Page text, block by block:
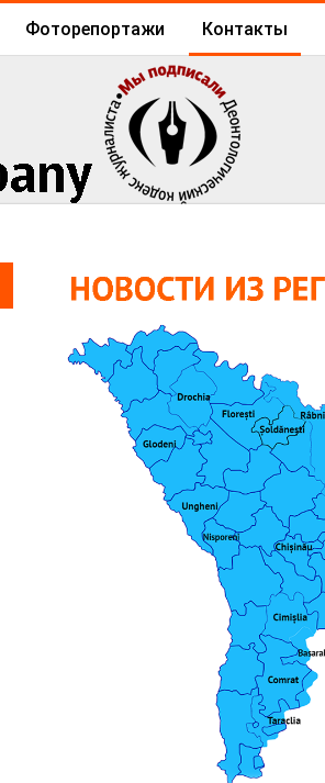
Фоторепортажи Контакты